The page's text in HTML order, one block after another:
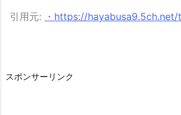
引用元:
・https://
スポンサーリンク